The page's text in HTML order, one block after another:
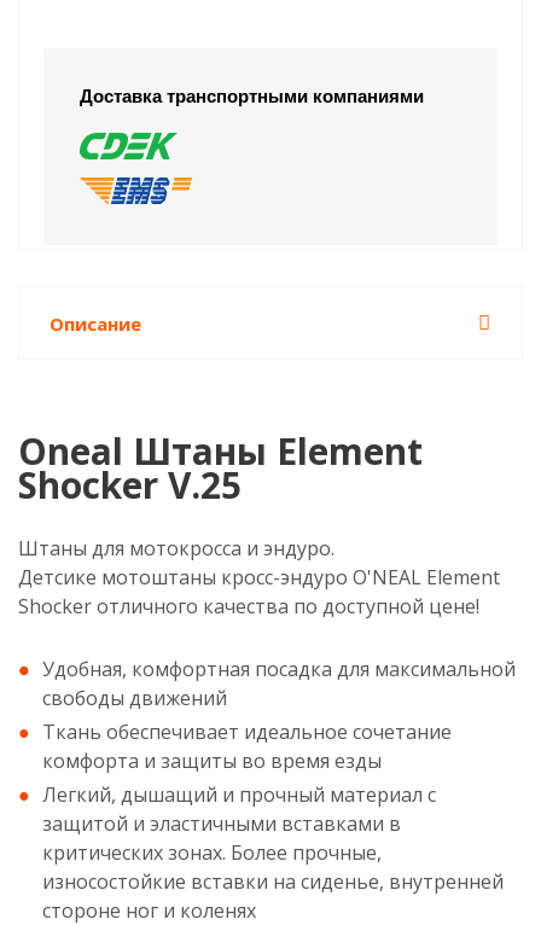
Доставка транспортными компаниями
Описание
Oneal Штаны Element
Shocker V.25
Штаны для мотокросса и эндуро.
Детсике мотоштаны кросс-эндуро O'NEAL Element
Shocker отличного качества по доступной цене!
Удобная, комфортная посадка для максимальной
свободы движений
Ткань обеспечивает идеальное сочетание
комфорта и защиты во время езды
Легкий, дышащий и прочный материал с
защитой и эластичными вставками в
критических зонах. Более прочные,
износостойкие вставки на сиденье, внутренней
стороне ног и коленях